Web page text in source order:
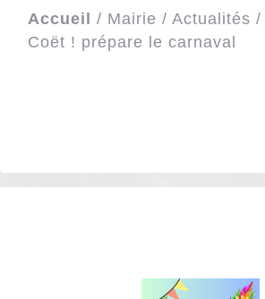
Accueil / Mairie / Actualités /
Coët ! prépare le carnaval